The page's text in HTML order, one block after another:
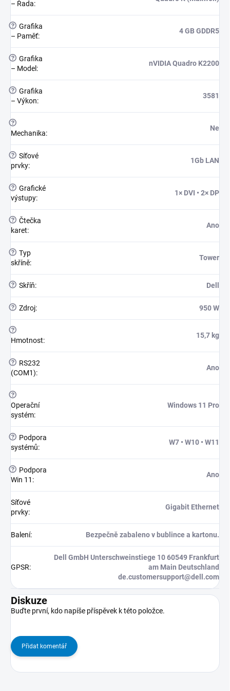
– Řada:
? Grafika
– Paměť:
4 GB GDDR5
? Grafika
– Model :
nVIDIA Quadro K2200
? Grafika
– Výkon:
3581
?
Mechanika:
Ne
? Síťové
prvky:
1Gb LAN
? Grafické
výstupy:
1× DVI • 2× DP
? Čtečka
karet:
Ano
? Typ
skříně:
Tower
? Skříň: Dell
? Zdroj: 950 W
?
Hmotnost:
15,7 kg
?
RS232
(COM1):
Ano
?
Operační
systém:
Windows 11 Pro
?
Podpora
systémů:
W7 • W10 • W11
?
Podpora
Win 11 :
Ano
Síťové
prvky:
Gigabit Ethernet
Balení: Bezpečně zabaleno v bublince a kartonu.
GPSR:
Dell GmbH Unterschweinstiege 10 60549 Frankfurt
am Main Deutschland
de.customersupport@dell.com
Diskuze
Buďte první, kdo napíše příspěvek k této položce.
Přidat komentář